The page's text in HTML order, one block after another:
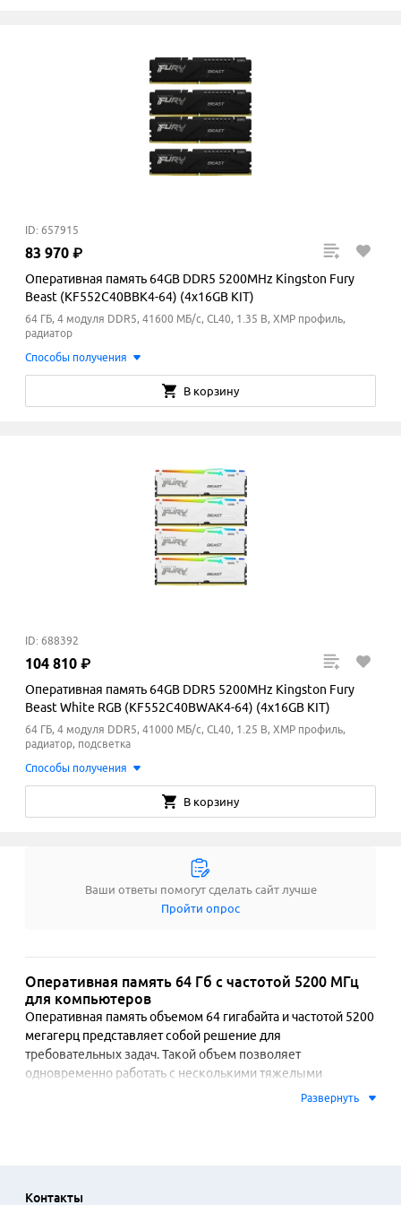
ID: 657915
83 970 ₽
Оперативная память 64GB DDR5 5200MHz Kingston Fury
Beast (KF552C40BBK4-64) (4x16GB KIT)
64 ГБ, 4 модуля DDR5, 41600 МБ/с, CL40, 1.35 В, XMP профиль,
радиатор
Способы получения
В корзину
ID: 688392
104 810 ₽
Оперативная память 64GB DDR5 5200MHz Kingston Fury
Beast White RGB (KF552C40BWAK4-64) (4x16GB KIT)
64 ГБ, 4 модуля DDR5, 41000 МБ/с, CL40, 1.25 В, XMP профиль,
радиатор, подсветка
Способы получения
В корзину
Ваши ответы помогут сделать сайт лучше
Пройти опрос
Оперативная память 64 Гб с частотой 5200 МГц
для компьютеров
Оперативная память объемом 64 гигабайта и частотой 5200
мегагерц представляет собой решение для
требовательных задач. Такой объем позволяет
одновременно работать с несколькими тяжелыми
приложениями, редактировать видео в высоком Развернуть
Контакты